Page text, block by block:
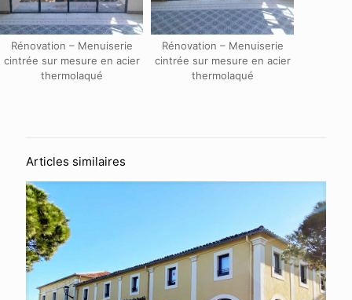
Rénovation – Menuiserie
cintrée sur mesure en acier
thermolaqué
Rénovation – Menuiserie
cintrée sur mesure en acier
thermolaqué
Articles similaires